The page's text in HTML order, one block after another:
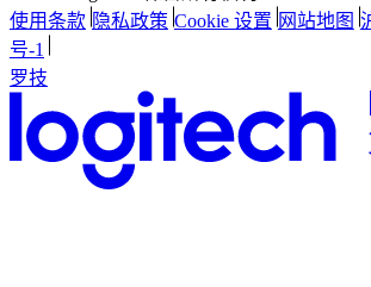
使用条款 隐私政策 Cookie 设置 网站地图
号-1
罗技